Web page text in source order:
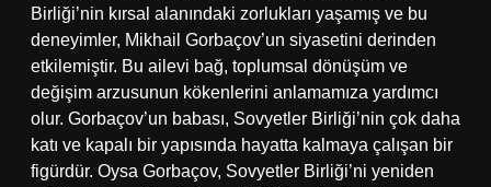
Birliği’nin kırsal alanındaki zorlukları yaşamış ve bu
deneyimler, Mikhail Gorbaçov’un siyasetini derinden
etkilemiştir. Bu ailevi bağ, toplumsal dönüşüm ve
değişim arzusunun kökenlerini anlamamıza yardımcı
olur. Gorbaçov’un babası, Sovyetler Birliği’nin çok daha
katı ve kapalı bir yapısında hayatta kalmaya çalışan bir
figürdür. Oysa Gorbaçov, Sovyetler Birliği’ni yeniden